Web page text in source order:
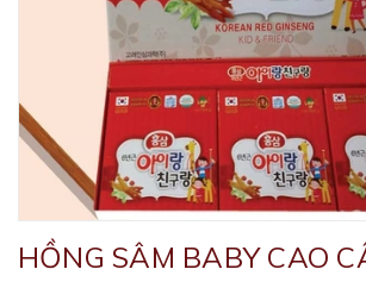
HỒNG SÂM BABY CAO